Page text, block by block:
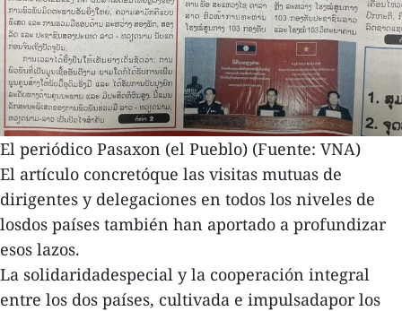
El periódico Pasaxon (el Pueblo) (Fuente: VNA)
El artículo concretóque las visitas mutuas de
dirigentes y delegaciones en todos los niveles de
losdos países también han aportado a profundizar
esos lazos.
La solidaridadespecial y la cooperación integral
entre los dos países, cultivada e impulsadapor los